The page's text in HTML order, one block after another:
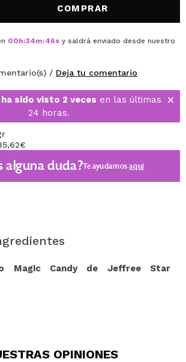
COMPRAR
00h:34m:46s y saldrá enviado desde nuestro
/ Deja tu comentario
ha sido visto 2 veces en las últimas
24 horas.
alguna duda?Te ayudamosaquí
Magic Candy de Jeffree Star
OPINIONES